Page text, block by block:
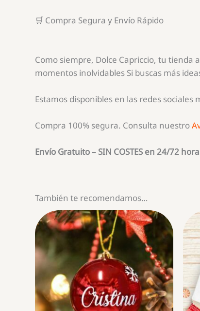
🛒 Compra Segura y Envío Rápido
Como siempre, Dolce Capriccio, tu
momentos inolvidables Si buscas más
Estamos disponibles en las redes
Compra 100% segura. Consulta nuestro
Envío Gratuito – SIN COSTES en 24/72
También te recomendamos…